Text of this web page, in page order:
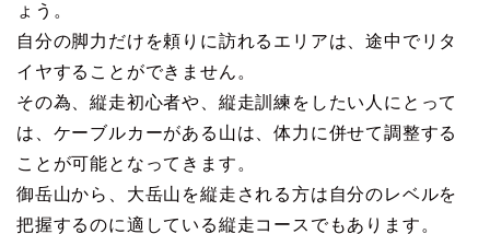
ょう。
自分の脚力だけを頼りに訪れるエリアは、途中でリタ
イヤすることができません。
その為、縦走初心者や、縦走訓練をしたい人にとって
は、ケーブルカーがある山は、体力に併せて調整する
ことが可能となってきます。
御岳山から、大岳山を縦走される方は自分のレベルを
把握するのに適している縦走コースでもあります。